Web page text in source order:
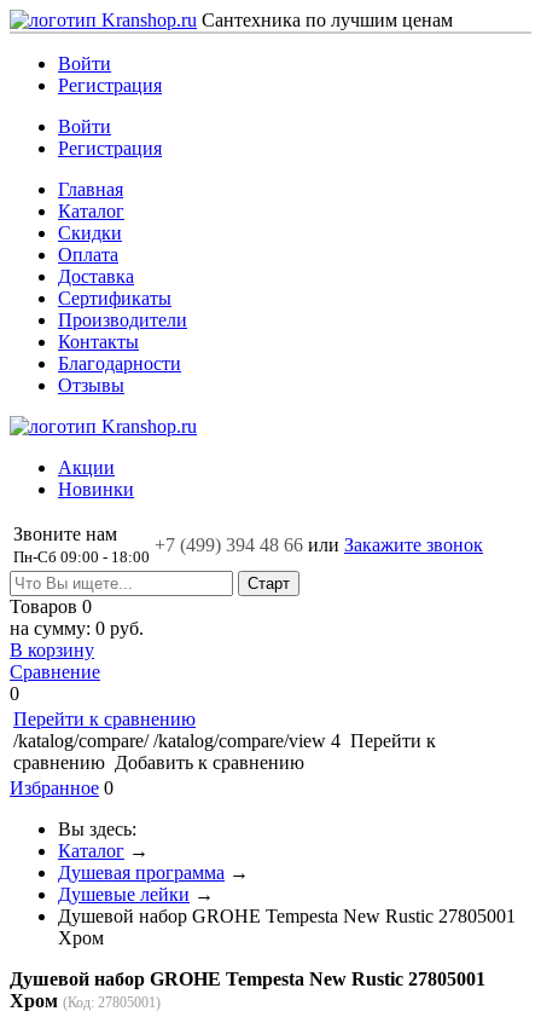
Сантехника по лучшим ценам
Войти
Регистрация
Войти
Регистрация
Главная
Каталог
Скидки
Оплата
Доставка
Сертификаты
Производители
Контакты
Благодарности
Отзывы
Акции
Новинки
Звоните нам
Пн-Сб 09:00 - 18:00
+7 (499) 394 48 66 или Закажите звонок
Товаров 0
на сумму: 0 руб.
В корзину
Сравнение
0
Перейти к сравнению
/katalog/compare/ /katalog/compare/view 4 Перейти к
сравнению Добавить к сравнению
Избранное 0
Вы здесь:
Каталог →
Душевая программа →
Душевые лейки →
Душевой набор GROHE Tempesta New Rustic 27805001
Хром
Душевой набор GROHE Tempesta New Rustic 27805001
Хром (Код: 27805001)